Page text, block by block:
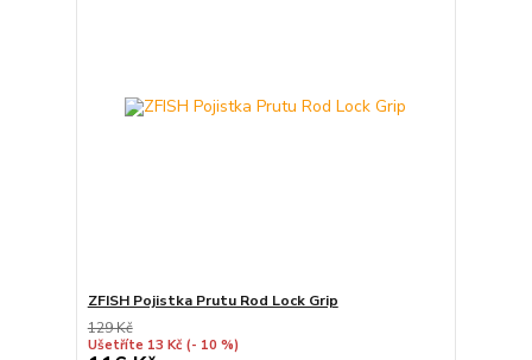
ZFISH Pojistka Prutu Rod Lock Grip
129 Kč
Ušetříte 13 Kč (- 10 %)